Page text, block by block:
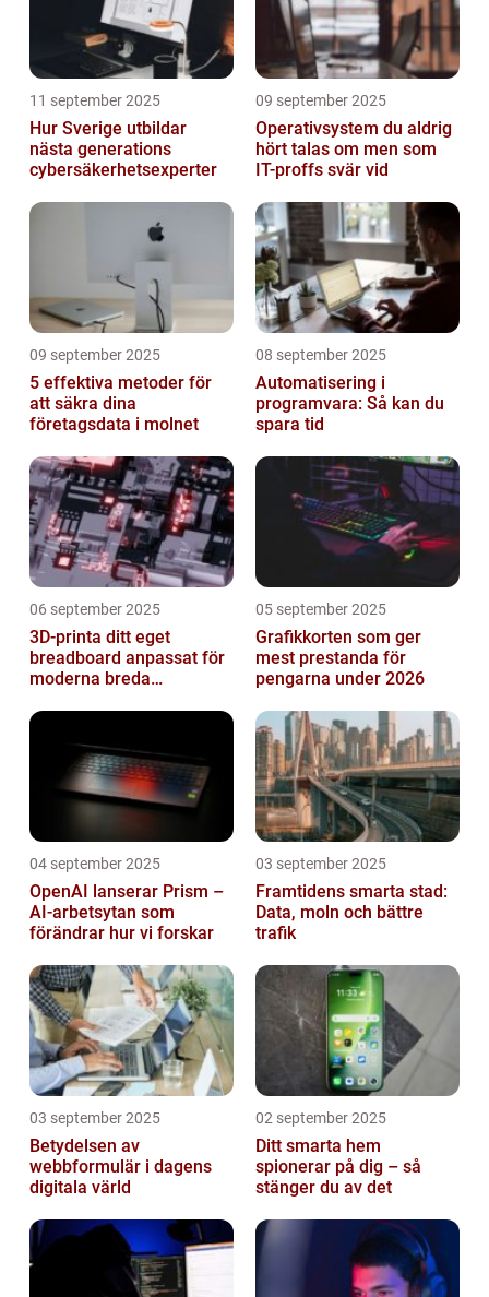
11 september 2025
Hur Sverige utbildar
nästa generations
cybersäkerhetsexperter
09 september 2025
Operativsystem du aldrig
hört talas om men som
IT-proffs svär vid
09 september 2025
5 effektiva metoder för
att säkra dina
företagsdata i molnet
08 september 2025
Automatisering i
programvara: Så kan du
spara tid
06 september 2025
3D-printa ditt eget
breadboard anpassat för
moderna breda
05 september 2025
Grafikkorten som ger
mest prestanda för
pengarna under 2026
04 september 2025
OpenAI lanserar Prism –
AI-arbetsytan som
förändrar hur vi forskar
03 september 2025
Framtidens smarta stad:
Data, moln och bättre
trafik
03 september 2025
Betydelsen av
webbformulär i dagens
digitala värld
02 september 2025
Ditt smarta hem
spionerar på dig – så
stänger du av det